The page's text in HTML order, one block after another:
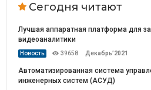
Сегодня читают
Лучшая аппаратная платформа для
видеоаналитики
Новость 39658 Декабрь’2021
Автоматизированная система
инженерных систем (АСУД)